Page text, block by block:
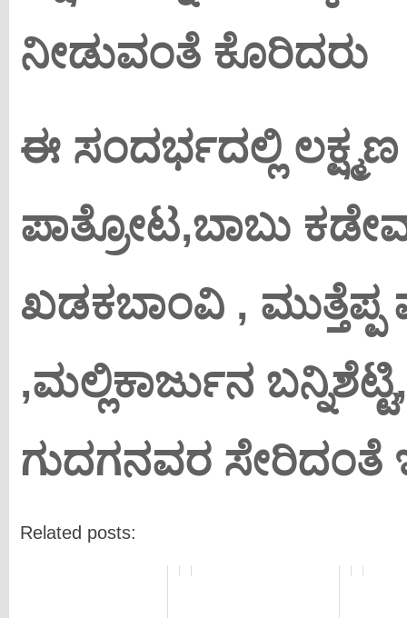
ನೀಡುವಂತೆ ಕೊರಿದರು
ಈ ಸಂದರ್ಭದಲ್ಲಿ ಲಕ್ಷ್ಮಣ
ಪಾತ್ರೋಟ,ಬಾಬು
ಖಡಕಬಾಂವಿ , ಮುತ್ತೆಪ್ಪ
,ಮಲ್ಲಿಕಾರ್ಜುನ
ಗುದಗನವರ ಸೇರಿದಂತೆ
Related posts: